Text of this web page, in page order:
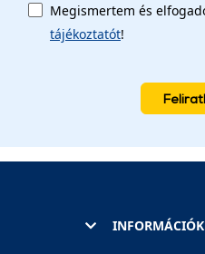
Megismertem és
tájékoztatót!
INFORMÁCIÓK